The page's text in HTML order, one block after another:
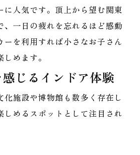
に人気です。頂上から望む関東
、一日の疲れを忘れるほど感動
ーを利用すれば小さなお子さん
めます。
じるインドア体験
化施設や博物館も数多く存在し
しめるスポットとして注目され